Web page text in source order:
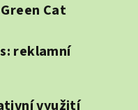
Cat
reklamní
využití